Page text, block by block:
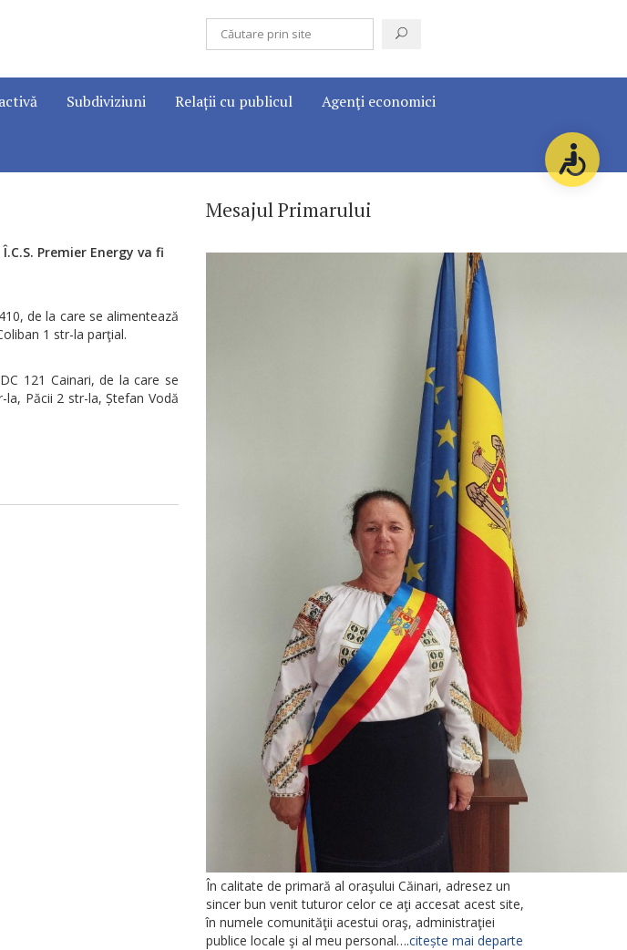
Subdiviziuni Relații cu publicul Agenţi economici
Î.C.S. Premier Energy va fi
de la care se alimentează
1 str-la parţial.
121 Cainari, de la care se
la, Păcii 2 str-la, Ștefan Vodă
Mesajul Primarului
În calitate de primară al oraşului Căinari, adresez un
sincer bun venit tuturor celor ce aţi accesat acest site,
în numele comunităţii acestui oraş, administraţiei
publice locale şi al meu personal….citește mai departe